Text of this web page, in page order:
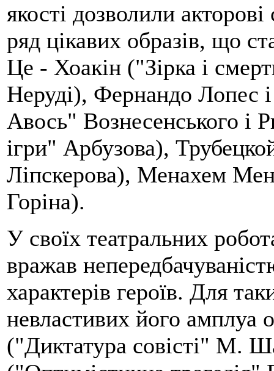
якості дозволили
ряд цікавих образів, що
Це - Хоакін ("Зірка і
Неруді), Фернандо Лопес
Авось" Вознесенського і
ігри" Арбузова),
Ліпскерова), Менахем
Горіна).
У своїх театральних
вражав
характерів героїв. Для
невластивих його амплуа
("Диктатура совісті" М.